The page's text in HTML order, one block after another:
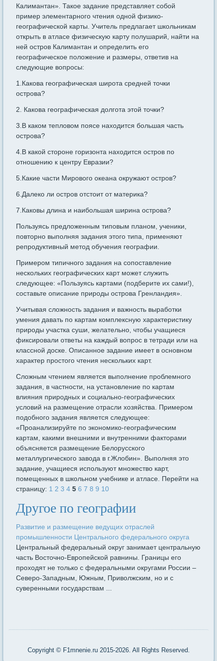
Калимантан». Такое задание представляет собой
пример элементарного чтения одной физико-
географической карты. Учитель предлагает школьникам
открыть в атласе физическую карту полушарий, найти на
ней остров Калимантан и определить его
географическое положение и размеры, ответив на
следующие вопросы:
1.Какова географическая широта средней точки
острова?
2. Какова географическая долгота этой точки?
3.В каком тепловом поясе находится большая часть
острова?
4.В какой стороне горизонта находится остров по
отношению к центру Евразии?
5.Какие части Мирового океана окружают остров?
6.Далеко ли остров отстоит от материка?
7.Каковы длина и наибольшая ширина острова?
Пользуясь предложенным типовым планом, ученики,
повторно выполняя задания этого типа, применяют
репродуктивный метод обучения географии.
Примером типичного задания на сопоставление
нескольких географических карт может служить
следующее: «Пользуясь картами (подберите их сами!),
составьте описание природы острова Гренландия».
Учитывая сложность задания и важность выработки
умения давать по картам комплексную характеристику
природы участка суши, желательно, чтобы учащиеся
фиксировали ответы на каждый вопрос в тетради или на
классной доске. Описанное задание имеет в основном
характер простого чтения нескольких карт.
Сложным чтением является выполнение проблемного
задания, в частности, на установление по картам
влияния природных и социально-географических
условий на размещение отрасли хозяйства. Примером
подобного задания является следующее:
«Проанализируйте по экономико-географическим
картам, какими внешними и внутренними факторами
объясняется размещение Белорусского
металлургического завода в г.Жлобин». Выполняя это
задание, учащиеся используют множество карт,
помещенных в школьном учебнике и атласе. Перейти на
страницу: 1 2 3 4 5 6 7 8 9 10
Другое по географии
Развитие и размещение ведущих отраслей
промышленности Центрального федерального округа
Центральный федеральный округ занимает центральную
часть Восточно-Европейской равнины. Границы его
проходят не только с федеральными округами России –
Северо-Западным, Южным, Приволжским, но и с
суверенными государствам ...
Copyright © F1mnenie.ru 2015-2026. All Rights Reserved.